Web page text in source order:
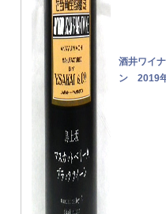
酒井ワイ
ン 2019